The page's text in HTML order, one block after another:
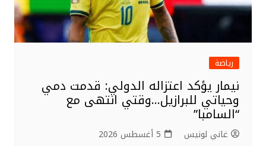
رياضة
نيمار يؤكد اعتزاله الدولي: قدمت دمي
وحياتي للبرازيل…وقتي انتهى مع
“السامبا”
غاني لونيس 5 أغسطس 2026